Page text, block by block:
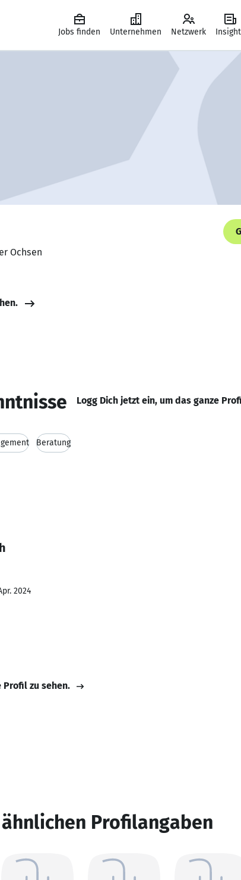
Jobs finden Unternehmen Netzwerk
Ochsen
Logg Dich jetzt ein, um das ganze
Beratung
2024
Profil zu sehen.
Profilangaben